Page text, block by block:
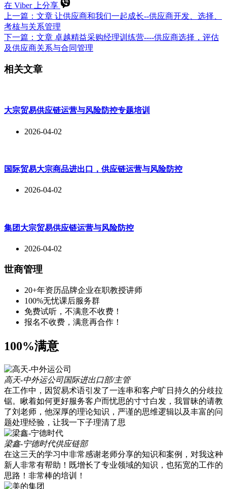
在 Viber 上分享
上一篇： 文章 让供应商和我们一起成长--供应商开发、选择、
考核与关系管理
下一篇： 文章 卓越精益采购经理训练营----供应商选择，评估
及供应商关系与合同管理
相关文章
大宗贸易供应链运营与风险防控专题培训
2026-04-02
国际贸易大宗商品进出口，供应链运营与风险防控
2026-04-02
集团大宗贸易供应链运营与风险防控
2026-04-02
世商管理
20+年资历品牌企业在职教授讲师
100%无忧课后服务群
免费试听，不满意不收费！
报名不收费，满意再合作！
100%满意
高天-中外运公司国际进出口部/主管
在工作中，因贸易术语引发了一连串和客户旷日持久的分歧拉
锯。瞅着如何更好服务客户而忧思的寸寸白发，我冒昧的请教
了刘老师，他深厚的理论知识，严谨的思维逻辑以及丰富的问
题处理经验，让我一下子理清了思
梁鑫-宁德时代供应链部
在这三天的学习中非常感谢老师分享的知识和案例，对我这种
新人非常有帮助！既增长了专业领域的知识，也拓宽的工作的
思路！非常棒的培训！